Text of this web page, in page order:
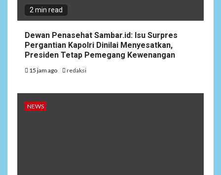
2 min read
Dewan Penasehat Sambar.id: Isu Surpres
Pergantian Kapolri Dinilai Menyesatkan,
Presiden Tetap Pemegang Kewenangan
15 jam ago redaksi
NEWS